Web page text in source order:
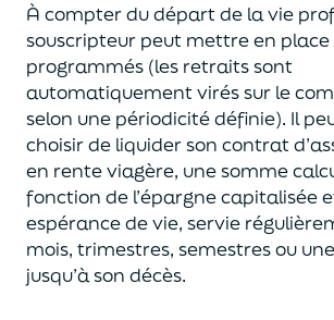
À compter du départ de la vie
souscripteur peut mettre en
programmés (les retraits sont
automatiquement virés sur le
selon une périodicité définie). Il
choisirde liquider son contrat
en rente viagère, une somme
fonction de l’épargne capitalisée
espérance de vie, servie
mois, trimestres, semestres ou
jusqu’à son décès.